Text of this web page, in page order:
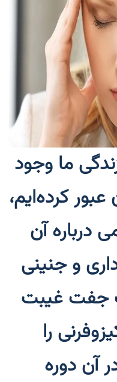
ما وجود
کرده‌ایم،
درباره آن
و جنینی
جفت غیبت
را
آن دوره